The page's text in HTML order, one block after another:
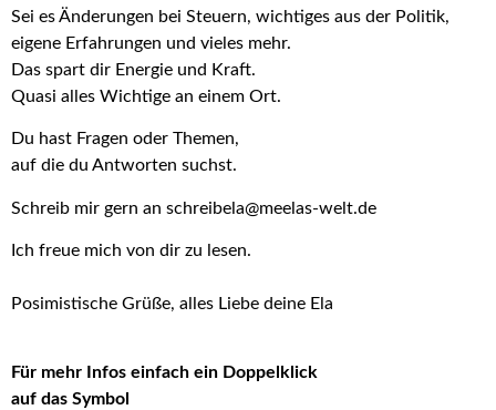
Sei es Änderungen bei Steuern, wichtiges aus der Politik,
eigene Erfahrungen und vieles mehr.
Das spart dir Energie und Kraft.
Quasi alles Wichtige an einem Ort.
Du hast Fragen oder Themen,
auf die du Antworten suchst.
Schreib mir gern an schreibela@meelas-welt.de
Ich freue mich von dir zu lesen.
Posimistische Grüße, alles Liebe deine Ela
Für mehr Infos einfach ein Doppelklick
auf das Symbol